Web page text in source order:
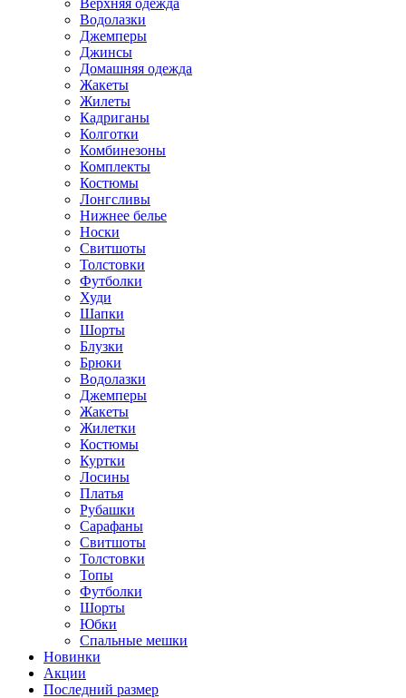
Водолазки
Джемперы
Джинсы
Домашняя одежда
Жакеты
Жилеты
Кадриганы
Колготки
Комбинезоны
Комплекты
Костюмы
Лонгсливы
Нижнее белье
Носки
Свитшоты
Толстовки
Футболки
Худи
Шапки
Шорты
Блузки
Брюки
Водолазки
Джемперы
Жакеты
Жилетки
Костюмы
Куртки
Лосины
Платья
Рубашки
Сарафаны
Свитшоты
Толстовки
Топы
Футболки
Шорты
Юбки
Спальные мешки
Новинки
Акции
Последний размер